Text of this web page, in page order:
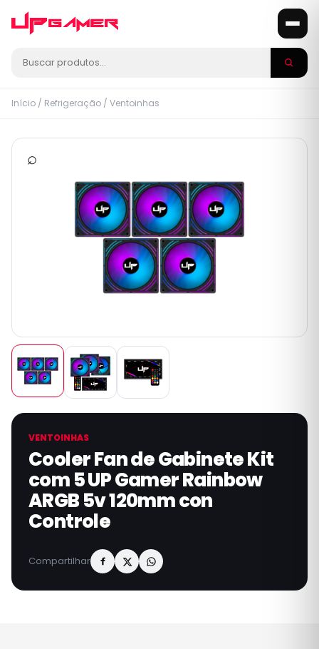
Início / Refrigeração / Ventoinhas
⌕
VENTOINHAS
Cooler Fan de Gabinete Kit
com 5 UP Gamer Rainbow
ARGB 5v 120mm con
Controle
Compartilhar